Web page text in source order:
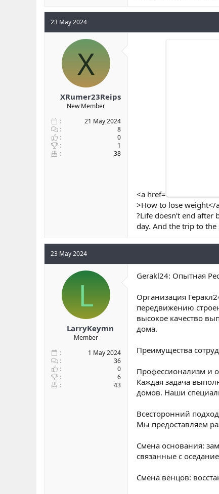
23 May 2024
X
XRumer23Reips
New Member
21 May 2024
8
0
1
38
<a href=
>How to lose weight</
?Life doesn’t end
day. And the trip to the
23 May 2024
L
LarryKeymn
Member
1 May 2024
36
0
6
43
Gerakl24: Опытная
Организация
передвижению
высокое качество
дома.
Преимущества
Профессионализм и
Каждая задача
домов. Наши
Всесторонний
Мы предоставляем
Смена основания:
связанные с
Смена венцов: